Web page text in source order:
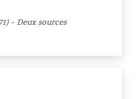
- Deux sources